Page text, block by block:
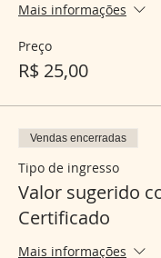
Mais informações
Preço
R$ 25,00
Vendas encerradas
Tipo de ingresso
Valor sugerido
Certificado
Mais informações